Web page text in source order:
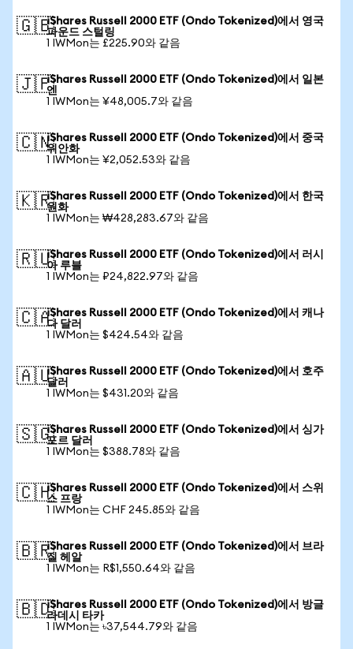
🇬🇧iShares Russell 2000 ETF (Ondo Tokenized)에서 영국
파운드 스털링
1 IWMon는 £225.90와 같음
🇯🇵iShares Russell 2000 ETF (Ondo Tokenized)에서 일본
엔
1 IWMon는 ¥48,005.7와 같음
🇨🇳iShares Russell 2000 ETF (Ondo Tokenized)에서 중국
위안화
1 IWMon는 ¥2,052.53와 같음
🇰🇷iShares Russell 2000 ETF (Ondo Tokenized)에서 한국
원화
1 IWMon는 ₩428,283.67와 같음
🇷🇺iShares Russell 2000 ETF (Ondo Tokenized)에서 러시
아 루블
1 IWMon는 ₽24,822.97와 같음
🇨🇦iShares Russell 2000 ETF (Ondo Tokenized)에서 캐나
다 달러
1 IWMon는 $424.54와 같음
🇦🇺iShares Russell 2000 ETF (Ondo Tokenized)에서 호주
달러
1 IWMon는 $431.20와 같음
🇸🇬iShares Russell 2000 ETF (Ondo Tokenized)에서 싱가
포르 달러
1 IWMon는 $388.78와 같음
🇨🇭iShares Russell 2000 ETF (Ondo Tokenized)에서 스위
스 프랑
1 IWMon는 CHF 245.85와 같음
🇧🇷iShares Russell 2000 ETF (Ondo Tokenized)에서 브라
질 헤알
1 IWMon는 R$1,550.64와 같음
🇧🇩iShares Russell 2000 ETF (Ondo Tokenized)에서 방글
라데시 타카
1 IWMon는 ৳37,544.79와 같음